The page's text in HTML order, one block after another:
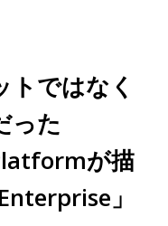
トではなく
った
が描
」